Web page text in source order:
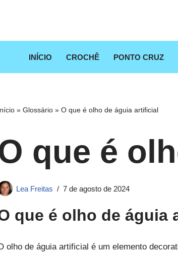
INÍCIO CROCHÊ PONTO CRUZ
»Glossário »O que é olho de águia artificial
que é
Lea Freitas 7 de agosto de 2024
que é olho de águia
olho de águia artificial é um elemento